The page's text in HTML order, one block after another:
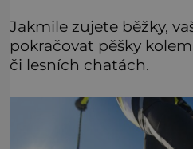
Jakmile zujete běžky,
pokračovat pěšky
či lesních chatách.